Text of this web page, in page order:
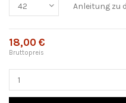
Anleitung zu
18,00 €
Bruttopreis